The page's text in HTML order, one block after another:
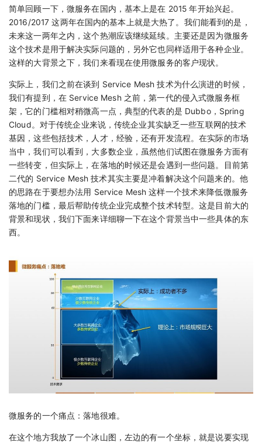
简单回顾一下，微服务在国内，基本上是在 2015 年开始兴起。
2016/2017 这两年在国内的基本上就是大热了。我们能看到的是，
未来这一两年之内，这个热潮应该继续延续。主要还是因为微服务
这个技术是用于解决实际问题的，另外它也同样适用于各种企业。
这样的大背景之下，我们来看现在使用微服务的客户现状。
实际上，我们之前在谈到 Service Mesh 技术为什么演进的时候，
我们有提到，在 Service Mesh 之前，第一代的侵入式微服务框
架，它的门槛相对稍微高一点，典型的代表的是 Dubbo，Spring
Cloud。对于传统企业来说，传统企业其实缺乏一些互联网的技术
基因，这些包括技术，人才，经验，还有开发流程。在实际的市场
当中，我们可以看到，大多数企业，虽然他们试图在微服务方面有
一些转变，但实际上，在落地的时候还是会遇到一些问题。目前第
二代的 Service Mesh 技术其实主要是冲着解决这个问题来的。他
的思路在于要想办法用 Service Mesh 这样一个技术来降低微服务
落地的门槛，最后帮助传统企业完成整个技术转型。这是目前大的
背景和现状，我们下面来详细聊一下在这个背景当中一些具体的东
西。
微服务的一个痛点：落地很难。
在这个地方我放了一个冰山图，左边的有一个坐标，就是说要实现